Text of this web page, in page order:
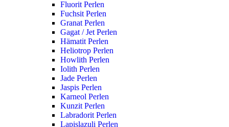
Fluorit Perlen
Fuchsit Perlen
Granat Perlen
Gagat / Jet Perlen
Hämatit Perlen
Heliotrop Perlen
Howlith Perlen
Iolith Perlen
Jade Perlen
Jaspis Perlen
Karneol Perlen
Kunzit Perlen
Labradorit Perlen
Lapislazuli Perlen